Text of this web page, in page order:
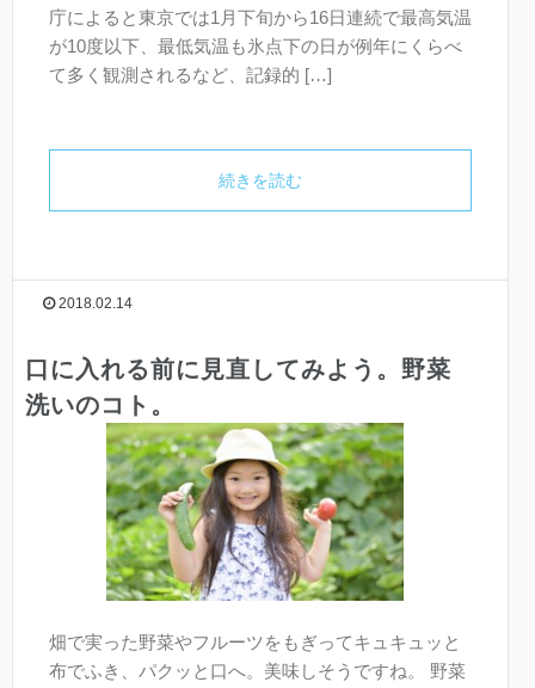
庁によると東京では1月下旬から16日連続で最高気温
が10度以下、最低気温も氷点下の日が例年にくらべ
て多く観測されるなど、記録的 […]
続きを読む
2018.02.14
口に入れる前に見直してみよう。野菜
洗いのコト。
畑で実った野菜やフルーツをもぎってキュキュッと
布でふき、パクッと口へ。美味しそうですね。 野菜